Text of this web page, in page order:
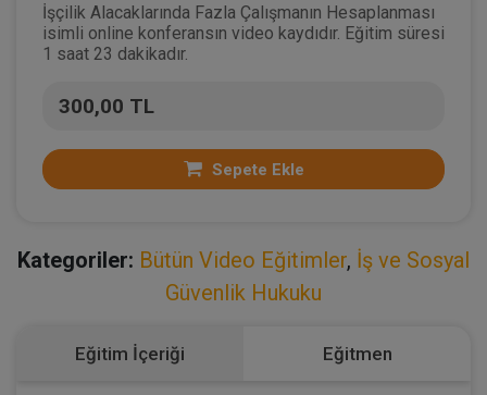
İşçilik Alacaklarında Fazla Çalışmanın Hesaplanması
isimli online konferansın video kaydıdır. Eğitim süresi
1 saat 23 dakikadır.
300,00 TL
Sepete Ekle
Kategoriler: Bütün Video Eğitimler, İş ve Sosyal
Güvenlik Hukuku
Eğitim İçeriği Eğitmen